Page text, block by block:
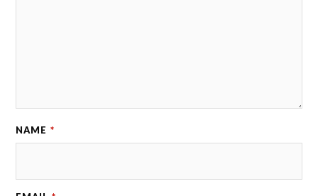
NAME *